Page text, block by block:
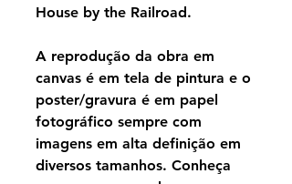
House by the Railroad.
A reprodução da obra em
canvas é em tela de pintura e o
poster/gravura é em papel
fotográfico sempre com
imagens em alta definição em
diversos tamanhos. Conheça